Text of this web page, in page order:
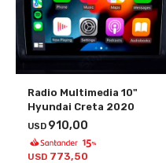
Radio Multimedia 10"
Hyundai Creta 2020
USD 910,00
USD 773,50